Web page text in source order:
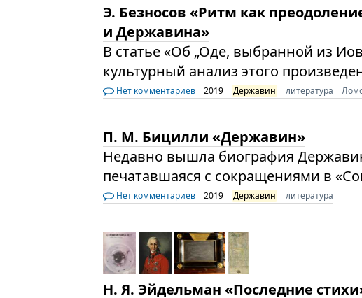
Э. Безносов «Ритм как
и Державина»
В статье «Об „Оде, выбранной из
культурный анализ этого
Нет комментариев 2019 Державин литература
П. М. Бицилли «Державин»
Недавно вышла биография
печатавшаяся с сокращениями в
Нет комментариев 2019 Державин литература
Н. Я. Эйдельман «Последние